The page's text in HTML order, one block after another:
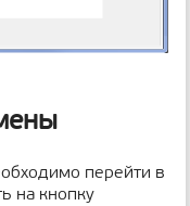
перейти в
на кнопку